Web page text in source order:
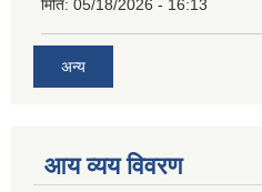
मिति: 05/18/2026 - 16:13
अन्य
आय व्यय विवरण